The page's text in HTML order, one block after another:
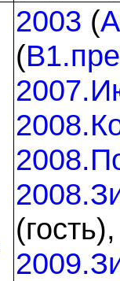
2003 (A
(